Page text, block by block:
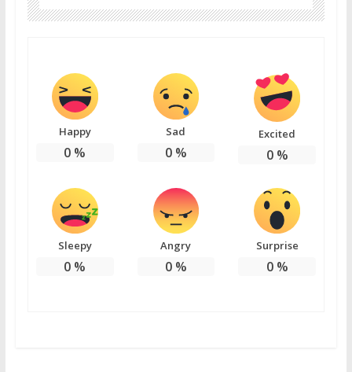
Happy
0 %
Sad
0%
Excited
0%
Sleepy
0 %
Angry
0%
Surprise
0%